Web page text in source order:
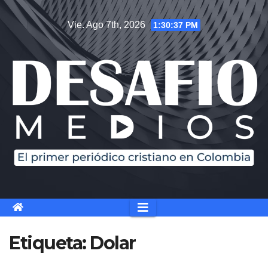
Saltar
contenido
Vie. Ago 7th, 2026 1:30:38 PM
Etiqueta: Dolar